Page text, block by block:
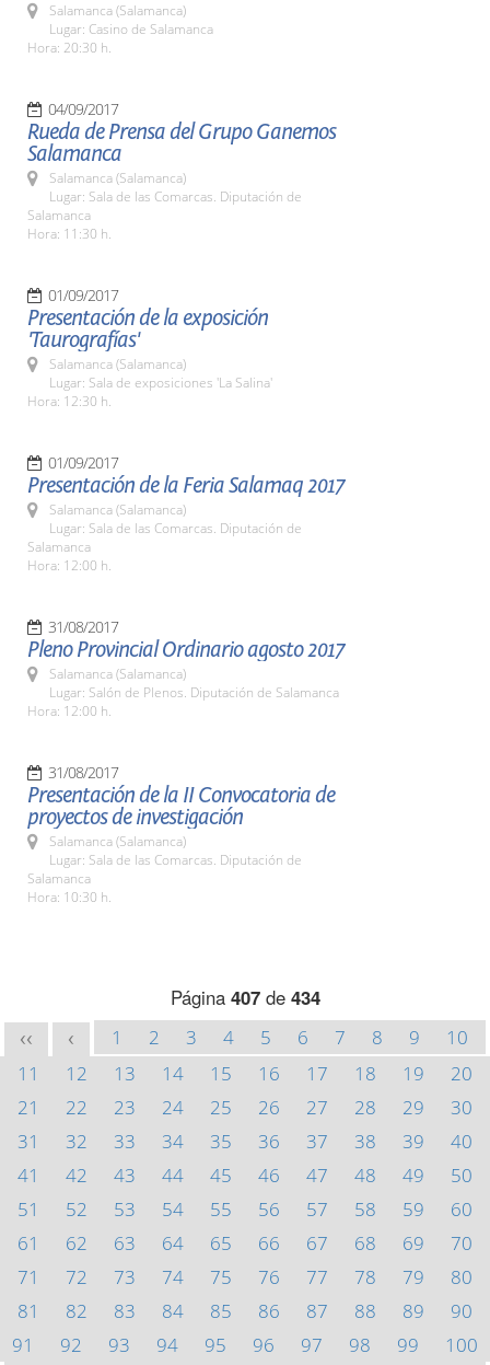
Salamanca (Salamanca)
Lugar: Casino de Salamanca
Hora: 20:30 h.
04/09/2017
Rueda de Prensa del Grupo Ganemos
Salamanca
Salamanca (Salamanca)
Lugar: Sala de las Comarcas. Diputación de
Salamanca
Hora: 11:30 h.
01/09/2017
Presentación de la exposición
'Taurografías'
Salamanca (Salamanca)
Lugar: Sala de exposiciones 'La Salina'
Hora: 12:30 h.
01/09/2017
Presentación de la Feria Salamaq 2017
Salamanca (Salamanca)
Lugar: Sala de las Comarcas. Diputación de
Salamanca
Hora: 12:00 h.
31/08/2017
Pleno Provincial Ordinario agosto 2017
Salamanca (Salamanca)
Lugar: Salón de Plenos. Diputación de Salamanca
Hora: 12:00 h.
31/08/2017
Presentación de la II Convocatoria de
proyectos de investigación
Salamanca (Salamanca)
Lugar: Sala de las Comarcas. Diputación de
Salamanca
Hora: 10:30 h.
Página 407de 434
<< < 1 2 3 4 5 6 7 8 9
10
11
12 13 14 15 16 17 18 19
20
21
22 23 24 25 26 27 28 29
30
31
32 33 34 35 36 37 38 39
40
41
42 43 44 45 46 47 48 49
50
51
52 53 54 55 56 57 58 59
60
61
62 63 64 65 66 67 68 69
70
71
72 73 74 75 76 77 78 79
80
81
82 83 84 85 86 87 88 89
90
91
92 93 94 95 96 97 98 99
100